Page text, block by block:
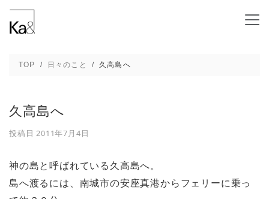
久高島へ - 新潟の建築デザインと高断熱設計
TOP 日々のこと 久高島へ
久高島へ
投稿日2011年7月4日
神の島と呼ばれている久高島へ。
島へ渡るには、南城市の安座真港からフェリーに乗っ